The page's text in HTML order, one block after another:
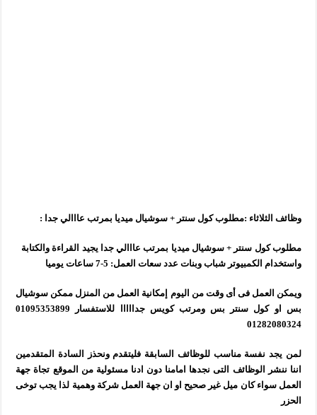
وظائف الثلاثاء :مطلوب كول سنتر + سوشيال ميديا بمرتب عااالي جدا :
مطلوب كول سنتر + سوشيال ميديا بمرتب عااالي جدا يجيد القراءة والكتابة
واستخدام الكمبيوتر شباب وبنات عدد سعات العمل: 5-7 ساعات يوميا
ويمكن العمل فى أى وقت من اليوم إمكانية العمل من المنزل ممكن سوشيال
بس او كول سنتر بس ومرتب كويس جدااااا للاستفسار 01095353899
01282080324
لمن يجد نفسة مناسب للوظائف السابقة فليتقدم ونحذز السادة المتقدمين
اننا ننشر الوظائف التى نجدها امامنا دون ادنا مسئولية من الموقع تجاة جهة
العمل سواء كان ميل غير صحيح او ان جهة العمل شركة وهمية لذا يجب توخى
الحزر